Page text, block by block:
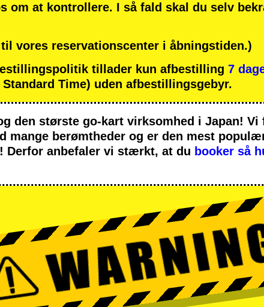
om at kontrollere. I så fald skal du selv
vores reservationscenter i åbningstiden.)
tillader kun afbestilling 7
Standard Time) uden afbestillingsgebyr.
den største go-kart virksomhed i Japan!
mange berømtheder og er den mest
Derfor anbefaler vi stærkt, at du booker så